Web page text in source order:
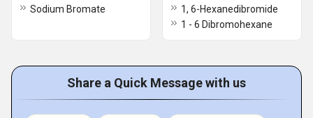
Sodium Bromate
1, 6-Hexanedibromide
1 - 6 Dibromohexane
Share a Quick Message with us